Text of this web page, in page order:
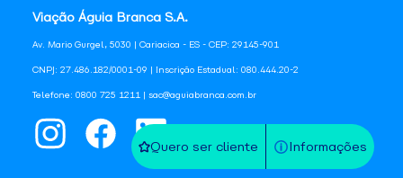
Quero ser cliente Informações
Viação Águia Branca S.A.
Av. Mario Gurgel, 5030 | Cariacica - ES - CEP: 29145-901
CNPJ: 27.486.182/0001-09 | Inscrição Estadual: 080.444.20-2
Telefone: 0800 725 1211 | sac@aguiabranca.com.br